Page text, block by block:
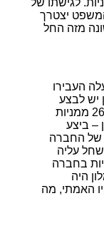
לגישתו של
יצטרך
מזה החל
העבירו
יש לבצע
דילול בחברה באופן המזכה אותה ל-26% ממניות
– ביצע
של החברה
עליה
בחברה
היה
האמתי, מה